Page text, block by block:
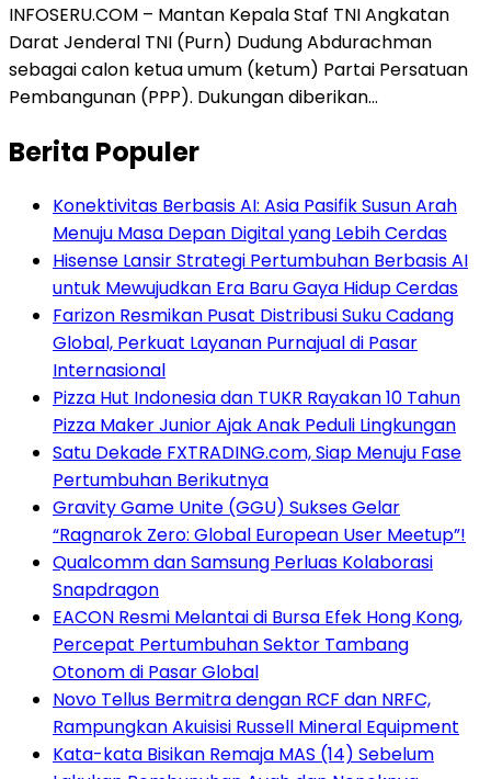
INFOSERU.COM – Mantan Kepala Staf TNI Angkatan
Darat Jenderal TNI (Purn) Dudung Abdurachman
sebagai calon ketua umum (ketum) Partai Persatuan
Pembangunan (PPP). Dukungan diberikan…
Berita Populer
Konektivitas Berbasis AI: Asia Pasifik Susun Arah
Menuju Masa Depan Digital yang Lebih Cerdas
Hisense Lansir Strategi Pertumbuhan Berbasis AI
untuk Mewujudkan Era Baru Gaya Hidup Cerdas
Farizon Resmikan Pusat Distribusi Suku Cadang
Global, Perkuat Layanan Purnajual di Pasar
Internasional
Pizza Hut Indonesia dan TUKR Rayakan 10 Tahun
Pizza Maker Junior Ajak Anak Peduli Lingkungan
Satu Dekade FXTRADING.com, Siap Menuju Fase
Pertumbuhan Berikutnya
Gravity Game Unite (GGU) Sukses Gelar
“Ragnarok Zero: Global European User Meetup”!
Qualcomm dan Samsung Perluas Kolaborasi
Snapdragon
EACON Resmi Melantai di Bursa Efek Hong Kong,
Percepat Pertumbuhan Sektor Tambang
Otonom di Pasar Global
Novo Tellus Bermitra dengan RCF dan NRFC,
Rampungkan Akuisisi Russell Mineral Equipment
Kata-kata Bisikan Remaja MAS (14) Sebelum